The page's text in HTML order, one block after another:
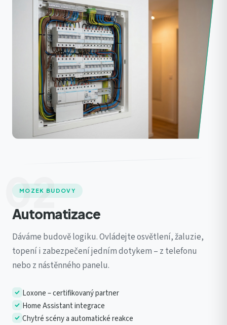
02
MOZEK BUDOVY
Automatizace
Dáváme budově logiku. Ovládejte osvětlení, žaluzie,
topení i zabezpečení jedním dotykem – z telefonu
nebo z nástěnného panelu.
Loxone – certifikovaný partner
Home Assistant integrace
Chytré scény a automatické reakce